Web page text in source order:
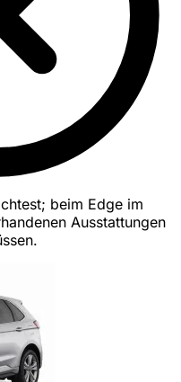
beim Edge im
Ausstattungen